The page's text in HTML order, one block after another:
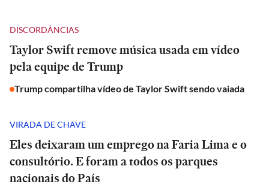
DISCORDÂNCIAS
Taylor Swift remove música usada em vídeo
pela equipe de Trump
Trump compartilha vídeo de Taylor Swift sendo vaiada
VIRADA DE CHAVE
Eles deixaram um emprego na Faria Lima e o
consultório. E foram a todos os parques
nacionais do País